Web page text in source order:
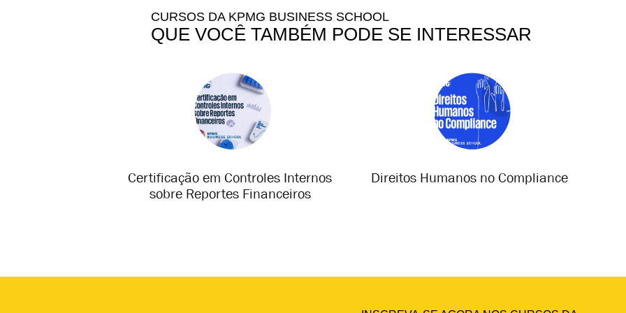
CURSOS DA KPMG BUSINESS SCHOOL
QUE VOCÊ TAMBÉM PODE SE INTERESSAR
Certificação em Controles Internos
sobre Reportes Financeiros
Direitos Humanos no Compliance